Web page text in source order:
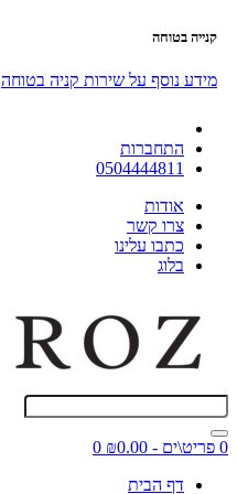
קנייה בטוחה
מידע נוסף על שירות קניה בטוחה
התחברות
0504444811
אודות
צרו קשר
כתבו עלינו
בלוג
0 פריט\ים - ₪0.00
0
דף הבית